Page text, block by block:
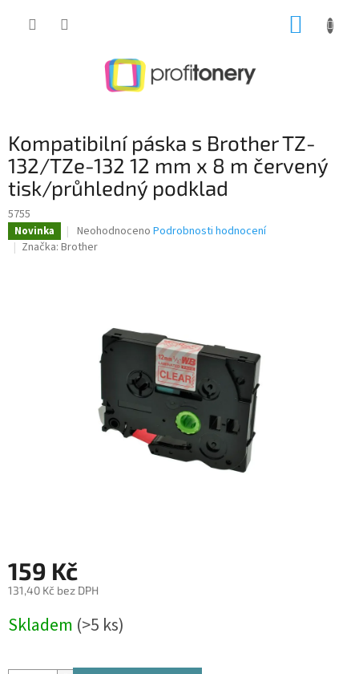
Kompatibilní páska s Brother TZ-
132/TZe-132 12 mm x 8 m červený
tisk/průhledný podklad
5755
Novinka
Průměrné
hodnocení
hvězdiček.
Neohodnoceno Podrobnosti hodnocení
Značka: Brother
159 Kč
131,40 Kč bez DPH
cena:
Skladem (>5 ks)